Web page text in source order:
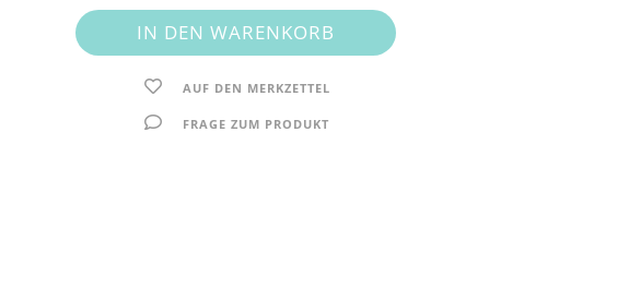
AUF DEN MERKZETTEL
FRAGE ZUM PRODUKT